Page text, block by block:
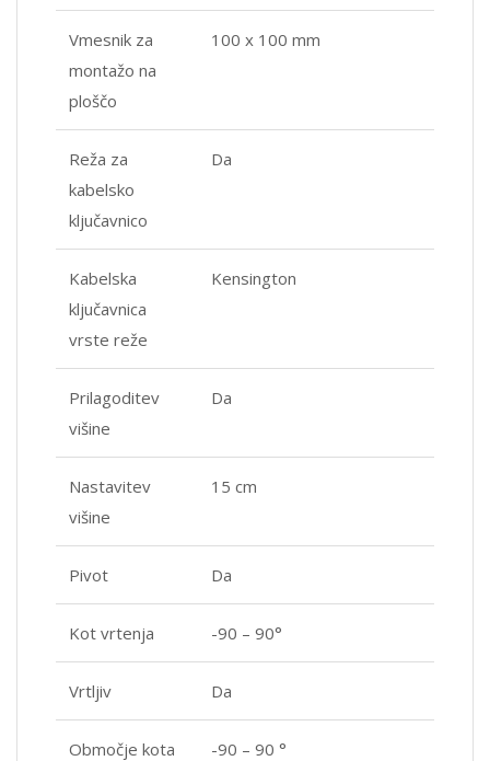
Vmesnik za
montažo na
ploščo
100 x 100 mm
Reža za
kabelsko
ključavnico
Da
Kabelska
ključavnica
vrste reže
Kensington
Prilagoditev
višine
Da
Nastavitev
višine
15 cm
Pivot Da
Kot vrtenja -90 – 90°
Vrtljiv Da
Območje kota
-90 – 90 °